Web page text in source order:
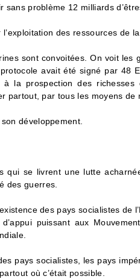
sans problème 12 milliards
des ressources de la
sont convoitées. On voit
avait été signé par 48
à la prospection des
partout, par tous les moyens de
développement.
qui se livrent une lutte
des guerres.
des pays socialistes de
puissant aux
pays socialistes, les pays
où c’était possible.